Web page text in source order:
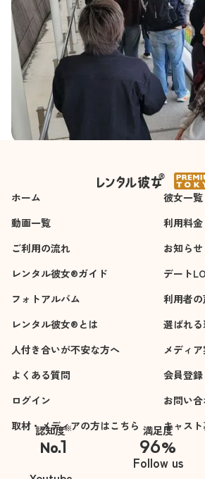
ホーム
彼女一覧
動画一覧
利用料金
ご利用の流れ
お知らせ
レンタル彼女®ガイド
デート
フォトアルバム
利用者の
レンタル彼女®とは
選ばれ
人付き合いが不安な方へ
メディ
よくある質問
会員登録
ログイン
お問い
取材・メディアの方はこちら
キャス
認知度※
No.1
※自社調べ
満足度
96%
Follow us